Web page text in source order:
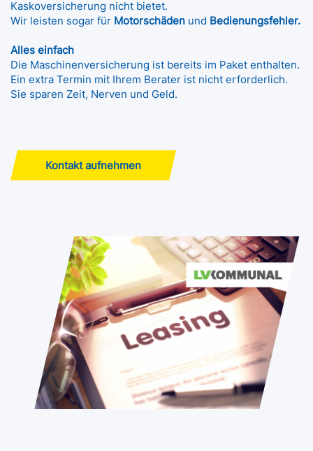
Kaskoversicherung nicht bietet.
Wir leisten sogar für Motorschäden und Bedienungsfehler.
Alles einfach
Die Maschinenversicherung ist bereits im Paket enthalten.
Ein extra Termin mit Ihrem Berater ist nicht erforderlich.
Sie sparen Zeit, Nerven und Geld.
Kontakt aufnehmen